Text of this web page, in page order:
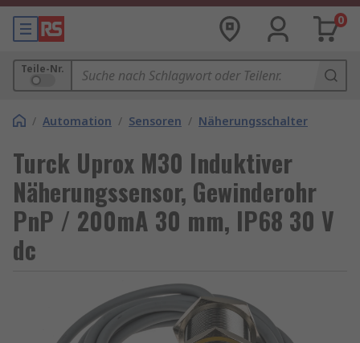
0
Teile-Nr.
/ Automation / Sensoren / Näherungsschalter
Turck Uprox M30 Induktiver
Näherungssensor, Gewinderohr
PnP / 200mA 30 mm, IP68 30 V
dc